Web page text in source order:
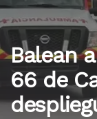
Balean
66 de